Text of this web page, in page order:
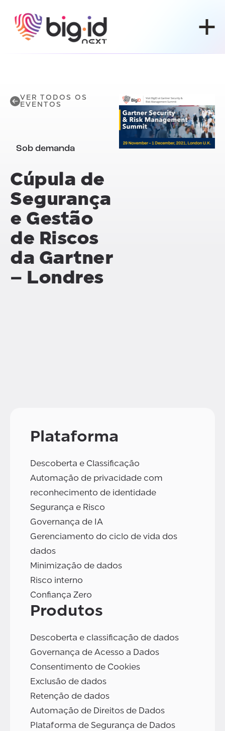
VER TODOS OS
EVENTOS
Sob demanda
Cúpula de
Segurança
e Gestão
de Riscos
da Gartner
– Londres
Plataforma
Descoberta e Classificação
Automação de privacidade com
reconhecimento de identidade
Segurança e Risco
Governança de IA
Gerenciamento do ciclo de vida dos
dados
Minimização de dados
Risco interno
Confiança Zero
Produtos
Descoberta e classificação de dados
Governança de Acesso a Dados
Consentimento de Cookies
Exclusão de dados
Retenção de dados
Automação de Direitos de Dados
Plataforma de Segurança de Dados